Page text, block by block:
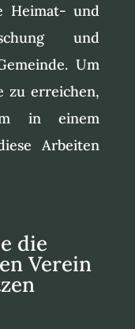
Heimat- und
und
Um
zu erreichen,
in einem
Arbeiten
die
Verein